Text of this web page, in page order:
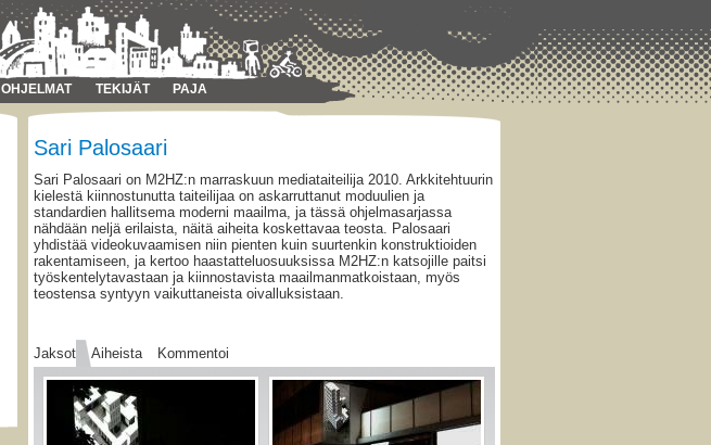
OHJELMAT TEKIJÄT PAJA
Sari Palosaari
Sari Palosaari on M2HZ:n marraskuun mediataiteilija 2010. Arkkitehtuurin
kielestä kiinnostunutta taiteilijaa on askarruttanut moduulien ja
standardien hallitsema moderni maailma, ja tässä ohjelmasarjassa
nähdään neljä erilaista, näitä aiheita koskettavaa teosta. Palosaari
yhdistää videokuvaamisen niin pienten kuin suurtenkin konstruktioiden
rakentamiseen, ja kertoo haastatteluosuuksissa M2HZ:n katsojille paitsi
työskentelytavastaan ja kiinnostavista maailmanmatkoistaan, myös
teostensa syntyyn vaikuttaneista oivalluksistaan.
Jaksot Aiheista Kommentoi